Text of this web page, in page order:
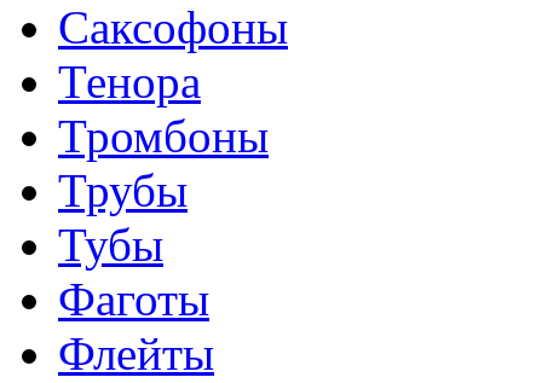
Саксофоны
Тенора
Тромбоны
Трубы
Тубы
Фаготы
Флейты